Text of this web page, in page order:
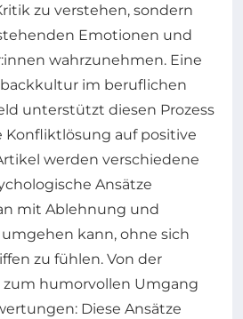
zu verstehen, sondern
Emotionen und
wahrzunehmen. Eine
im beruflichen
unterstützt diesen Prozess
auf positive
werden verschiedene
Ansätze
mit Ablehnung und
kann, ohne sich
zu fühlen. Von der
zum humorvollen Umgang
Diese Ansätze